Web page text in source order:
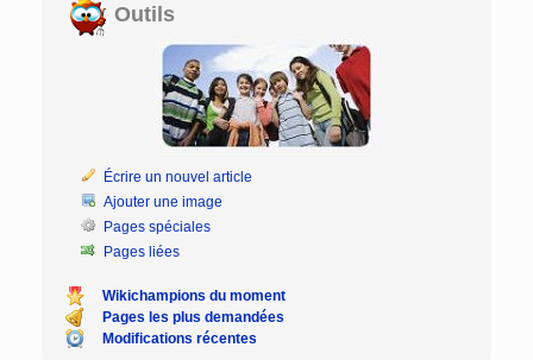
Outils
Écrire un nouvel article
Ajouter une image
Pages spéciales
Pages liées
Wikichampions du moment
Pages les plus demandées
Modifications récentes